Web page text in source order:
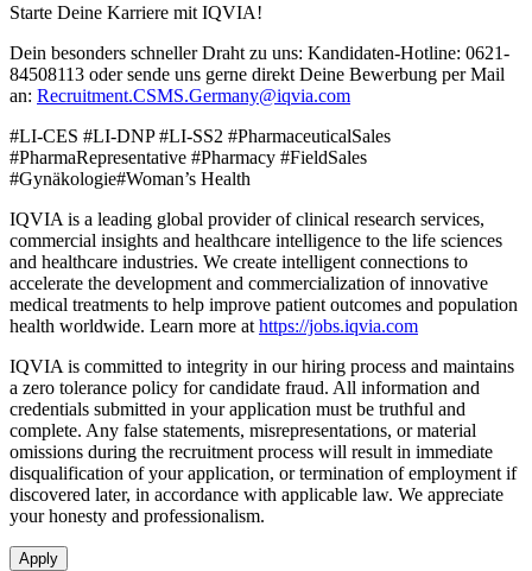
Starte Deine Karriere mit IQVIA!
Dein besonders schneller Draht zu uns: Kandidaten-Hotline: 0621-
84508113 oder sende uns gerne direkt Deine Bewerbung per Mail
an: Recruitment.CSMS.Germany@iqvia.com
#LI-CES #LI-DNP #LI-SS2 #PharmaceuticalSales
#PharmaRepresentative #Pharmacy #FieldSales
#Gynäkologie#Woman’s Health
IQVIA is a leading global provider of clinical research services,
commercial insights and healthcare intelligence to the life sciences
and healthcare industries. We create intelligent connections to
accelerate the development and commercialization of innovative
medical treatments to help improve patient outcomes and population
health worldwide. Learn more at https://jobs.iqvia.com
IQVIA is committed to integrity in our hiring process and maintains
a zero tolerance policy for candidate fraud. All information and
credentials submitted in your application must be truthful and
complete. Any false statements, misrepresentations, or material
omissions during the recruitment process will result in immediate
disqualification of your application, or termination of employment if
discovered later, in accordance with applicable law. We appreciate
your honesty and professionalism.
Apply